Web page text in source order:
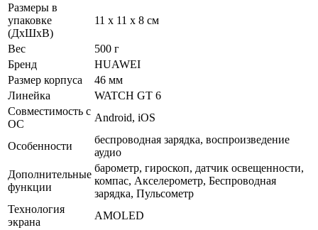
Размеры в
упаковке
(ДхШхВ)
11 x 11 x 8 см
Вес
500 г
Бренд
HUAWEI
Размер корпуса
46 мм
Линейка
WATCH GT 6
Совместимость с
ОС
Android, iOS
Особенности
беспроводная зарядка, воспроизведение
аудио
Дополнительные
функции
барометр, гироскоп, датчик освещенности,
компас, Акселерометр, Беспроводная
зарядка, Пульсометр
Технология
экрана
AMOLED